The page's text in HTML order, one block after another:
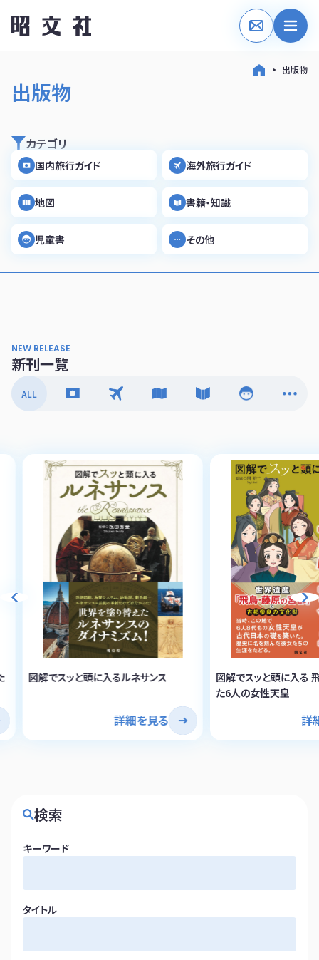
出版物
出版物
カテゴリ
国内旅行ガイド 海外旅行ガイド
地図 書籍・知識
児童書 その他
NEW RELEASE
新刊一覧
ALL
図解でスッと頭に入るルネサンス
詳細を見る
図解でスッと頭に入る
た6人の女性天皇
詳
検索
キーワード
タイトル